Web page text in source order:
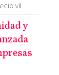
vil
y